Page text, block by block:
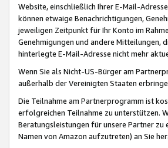
Website, einschließlich Ihrer E-Mail-
können etwaige Benachrichtigungen,
jeweiligen Zeitpunkt für Ihr Konto im
Genehmigungen und andere Mitteilungen,
hinterlegte E-Mail-Adresse nicht mehr
Wenn Sie als Nicht-US-Bürger am
außerhalb der Vereinigten Staaten
Die Teilnahme am Partnerprogramm ist
erfolgreichen Teilnahme zu unterstützen.
Beratungsleistungen für unsere Partner zu
Namen von Amazon aufzutreten) an Sie